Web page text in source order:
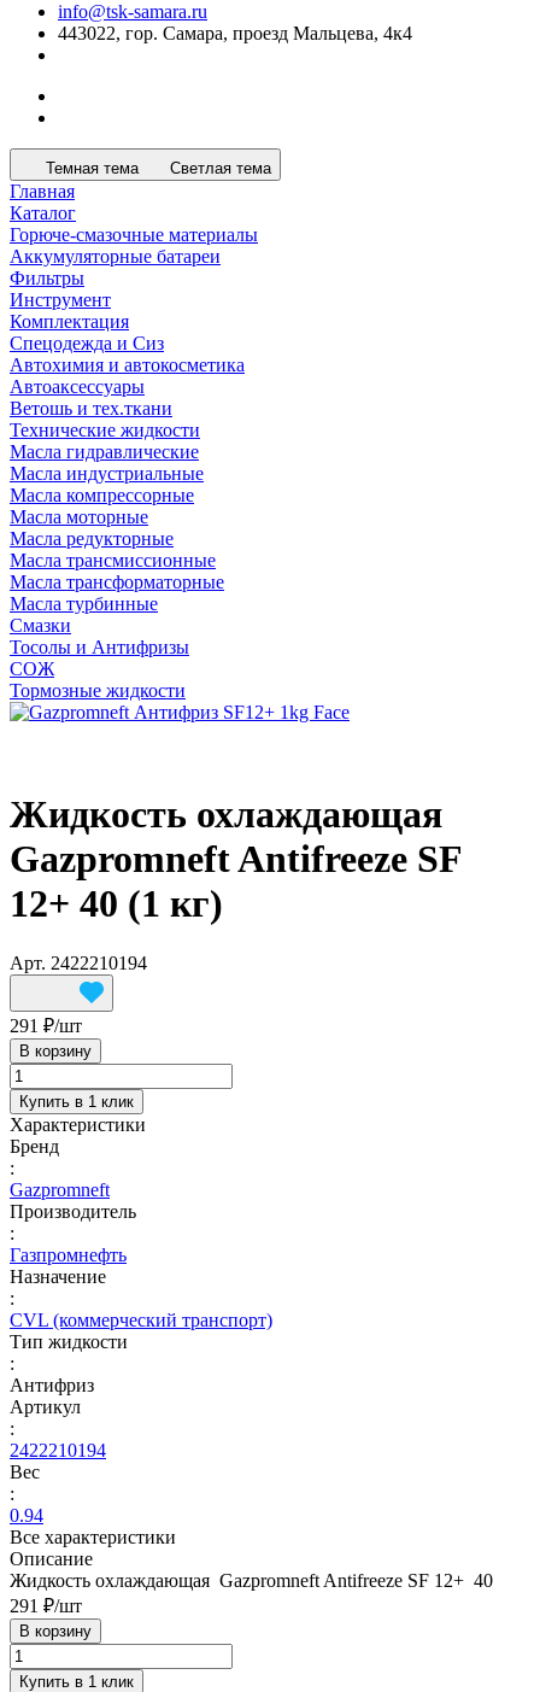
info@tsk-samara.ru
443022, гор. Самара, проезд Мальцева, 4к4
Темная тема Светлая тема
Главная
Каталог
Горюче-смазочные материалы
Аккумуляторные батареи
Фильтры
Инструмент
Комплектация
Спецодежда и Сиз
Автохимия и автокосметика
Автоаксессуары
Ветошь и тех.ткани
Технические жидкости
Масла гидравлические
Масла индустриальные
Масла компрессорные
Масла моторные
Масла редукторные
Масла трансмиссионные
Масла трансформаторные
Масла турбинные
Смазки
Тосолы и Антифризы
СОЖ
Тормозные жидкости
Жидкость охлаждающая
Gazpromneft Antifreeze SF
12+ 40 (1 кг)
Арт. 2422210194
291 ₽/шт
В корзину
Купить в 1 клик
Характеристики
Бренд
:
Gazpromneft
Производитель
:
Газпромнефть
Назначение
:
CVL (коммерческий транспорт)
Тип жидкости
:
Антифриз
Артикул
:
2422210194
Вес
:
0.94
Все характеристики
Описание
Жидкость охлаждающая Gazpromneft Antifreeze SF 12+ 40
291 ₽/шт
В корзину
Купить в 1 клик